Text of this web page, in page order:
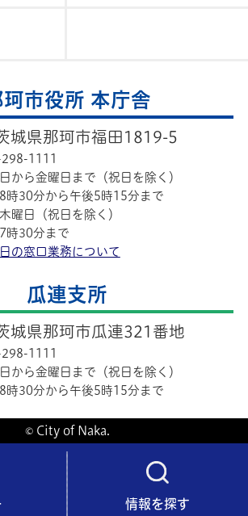
情報を探す
珂市役所 本庁舎
城県那珂市福田1819-5
1111
から金曜日まで（祝日を除く）
時30分から午後5時15分まで
曜日（祝日を除く）
時30分まで
の窓口業務について
瓜連支所
城県那珂市瓜連321番地
1111
から金曜日まで（祝日を除く）
時30分から午後5時15分まで
© City of Naka.